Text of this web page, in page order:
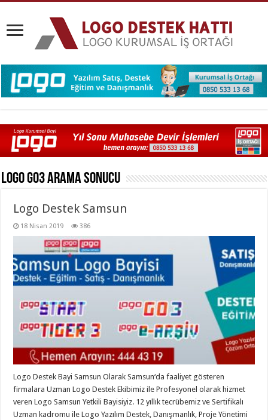
Logo Go3Arama Sonucu
Logo Destek Samsun
18 Nisan 2019 386
Logo Destek Bayi Samsun Olarak Samsun‘da faaliyet gösteren
firmalara Uzman Logo Destek Ekibimiz ile Profesyonel olarak hizmet
veren Logo Samsun Yetkili Bayisiyiz. 12 yıllık tecrübemiz ve Sertifikalı
Uzman kadromu ile Logo Yazılım Destek, Danışmanlık, Proje Yönetimi